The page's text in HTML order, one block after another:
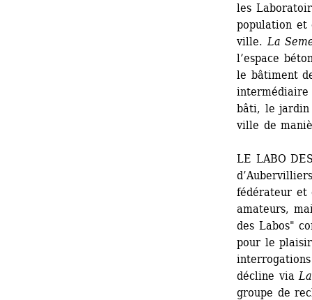
les
population
ville. La
l’espace
le bâtiment
bâti, le jardin
ville de
LE LABO
fédérateur et
amateurs,
des Labos"
pour le
décline via
groupe de